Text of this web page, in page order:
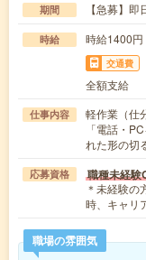
期間 【急募】
時給 時給1400
交通費
全額支給
仕事内容
軽作業（仕
「電話・
れた形の切
応募資格 職種未経験
＊未経験の
時、キャリ
職場の雰囲気